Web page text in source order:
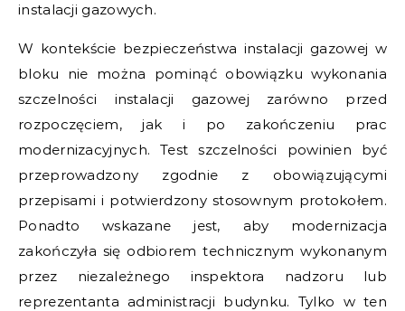
instalacji gazowych.
W kontekście bezpieczeństwa instalacji gazowej w
bloku nie można pominąć obowiązku wykonania
szczelności instalacji gazowej zarówno przed
rozpoczęciem, jak i po zakończeniu prac
modernizacyjnych. Test szczelności powinien być
przeprowadzony zgodnie z obowiązującymi
przepisami i potwierdzony stosownym protokołem.
Ponadto wskazane jest, aby modernizacja
zakończyła się odbiorem technicznym wykonanym
przez niezależnego inspektora nadzoru lub
reprezentanta administracji budynku. Tylko w ten